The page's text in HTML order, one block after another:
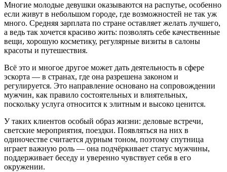
Многие молодые девушки оказываются на распутье, особенно
если живут в небольшом городе, где возможностей не так уж
много. Средняя зарплата по стране оставляет желать лучшего,
а ведь так хочется красиво жить: позволять себе качественные
вещи, хорошую косметику, регулярные визиты в салоны
красоты и путешествия.
Всё это и многое другое может дать деятельность в сфере
эскорта — в странах, где она разрешена законом и
регулируется. Это направление основано на сопровождении
мужчин, как правило состоятельных и влиятельных,
поскольку услуга относится к элитным и высоко ценится.
У таких клиентов особый образ жизни: деловые встречи,
светские мероприятия, поездки. Появляться на них в
одиночестве считается дурным тоном, поэтому спутница
играет важную роль — она подчёркивает статус мужчины,
поддерживает беседу и уверенно чувствует себя в его
окружении.